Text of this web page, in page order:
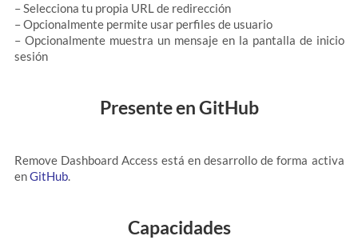
– Selecciona tu propia URL de redirección
– Opcionalmente permite usar perfiles de usuario
– Opcionalmente muestra un mensaje en la pantalla de inicio
sesión
Presente en GitHub
Remove Dashboard Access está en desarrollo de forma activa
enGitHub.
Capacidades